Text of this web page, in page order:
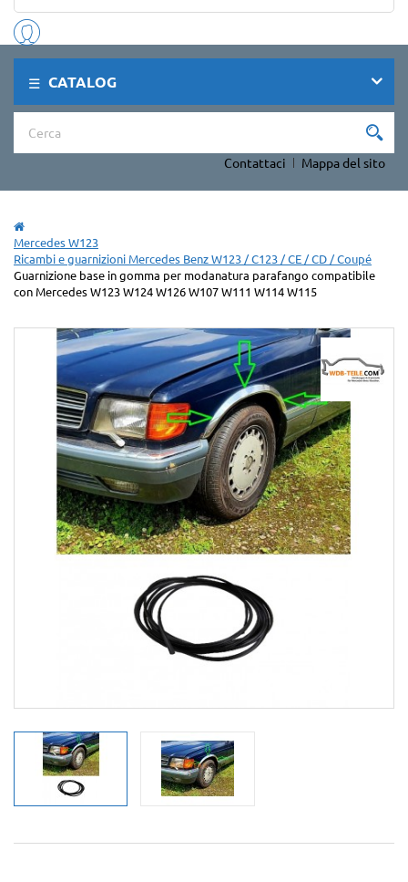
CATALOG
Contattaci Mappa del sito
Mercedes W123
Ricambi e guarnizioni Mercedes Benz W123 / C123 / CE / CD / Coupé
Guarnizione base in gomma per modanatura parafango compatibile
con Mercedes W123 W124 W126 W107 W111 W114 W115